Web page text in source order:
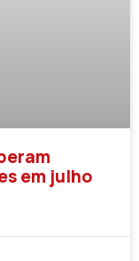
em julho